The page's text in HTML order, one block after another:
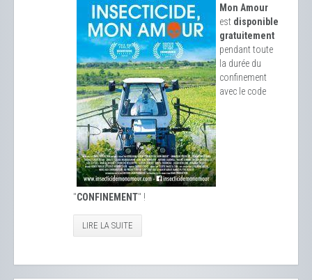
Mon Amour
est disponible
gratuitement
pendant toute
la durée du
confinement
avec le code
"CONFINEMENT" !
LIRE LA SUITE